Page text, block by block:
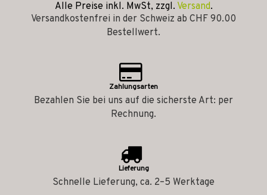
Alle Preise inkl. MwSt, zzgl. Versand.
Versandkostenfrei in der Schweiz ab CHF 90.00
Bestellwert.
Zahlungsarten
Bezahlen Sie bei uns auf die sicherste Art: per
Rechnung.
Lieferung
Schnelle Lieferung, ca. 2–5 Werktage